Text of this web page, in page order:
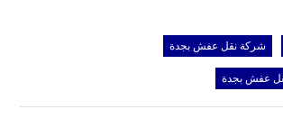
شركة نقل عفش بجدة
عفش بجدة